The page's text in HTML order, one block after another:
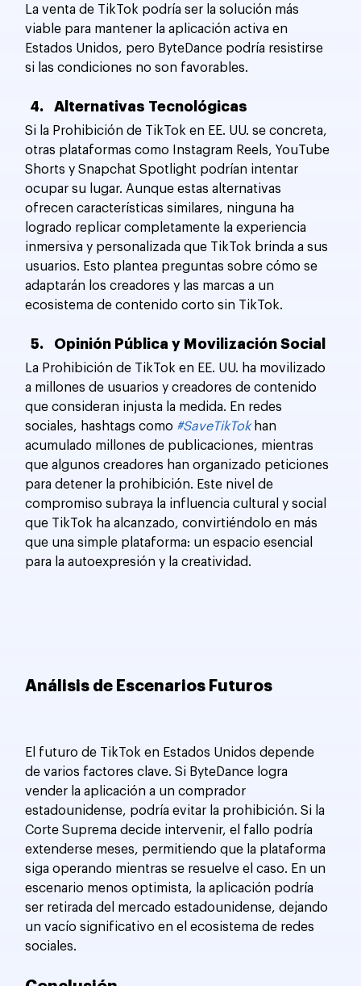
La venta de TikTok podría ser la solución más
viable para mantener la aplicación activa en
Estados Unidos, pero ByteDance podría resistirse
si las condiciones no son favorables.
Alternativas Tecnológicas
Si la Prohibición de TikTok en EE. UU. se concreta,
otras plataformas como Instagram Reels, YouTube
Shorts y Snapchat Spotlight podrían intentar
ocupar su lugar. Aunque estas alternativas
ofrecen características similares, ninguna ha
logrado replicar completamente la experiencia
inmersiva y personalizada que TikTok brinda a sus
usuarios. Esto plantea preguntas sobre cómo se
adaptarán los creadores y las marcas a un
ecosistema de contenido corto sin TikTok.
Opinión Pública y Movilización Social
La Prohibición de TikTok en EE. UU. ha movilizado
a millones de usuarios y creadores de contenido
que consideran injusta la medida. En redes
sociales, hashtags como #SaveTikTok han
acumulado millones de publicaciones, mientras
que algunos creadores han organizado peticiones
para detener la prohibición. Este nivel de
compromiso subraya la influencia cultural y social
que TikTok ha alcanzado, convirtiéndolo en más
que una simple plataforma: un espacio esencial
para la autoexpresión y la creatividad.
Análisis de Escenarios Futuros
El futuro de TikTok en Estados Unidos depende
de varios factores clave. Si ByteDance logra
vender la aplicación a un comprador
estadounidense, podría evitar la prohibición. Si la
Corte Suprema decide intervenir, el fallo podría
extenderse meses, permitiendo que la plataforma
siga operando mientras se resuelve el caso. En un
escenario menos optimista, la aplicación podría
ser retirada del mercado estadounidense, dejando
un vacío significativo en el ecosistema de redes
sociales.